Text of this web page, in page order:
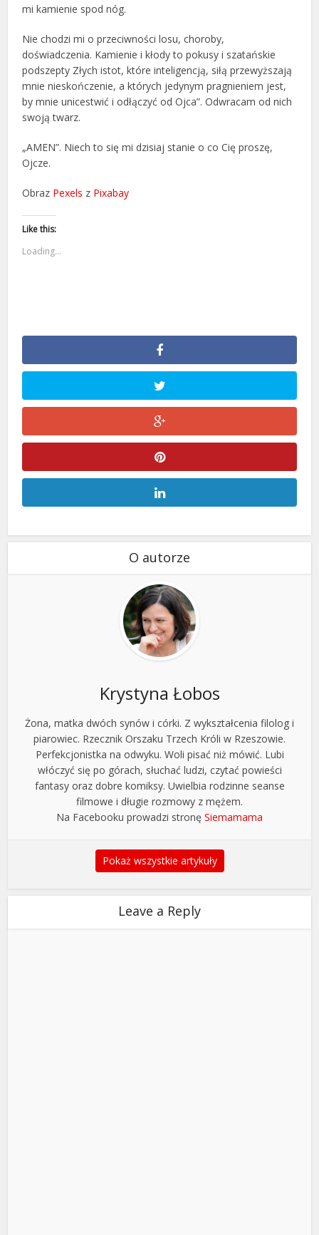
mi kamienie spod nóg.
Nie chodzi mi o przeciwności losu, choroby,
doświadczenia. Kamienie i kłody to pokusy i szatańskie
podszepty Złych istot, które inteligencją, siłą przewyższają
mnie nieskończenie, a których jedynym pragnieniem jest,
by mnie unicestwić i odłączyć od Ojca”. Odwracam od nich
swoją twarz.
„AMEN”. Niech to się mi dzisiaj stanie o co Cię proszę,
Ojcze.
Obraz Pexels z Pixabay
Like this:
Loading...
O autorze
Krystyna Łobos
Żona, matka dwóch synów i córki. Z wykształcenia filolog i
piarowiec. Rzecznik Orszaku Trzech Króli w Rzeszowie.
Perfekcjonistka na odwyku. Woli pisać niż mówić. Lubi
włóczyć się po górach, słuchać ludzi, czytać powieści
fantasy oraz dobre komiksy. Uwielbia rodzinne seanse
filmowe i długie rozmowy z mężem.
Na Facebooku prowadzi stronę Siemamama
Pokaż wszystkie artykuły
Leave a Reply